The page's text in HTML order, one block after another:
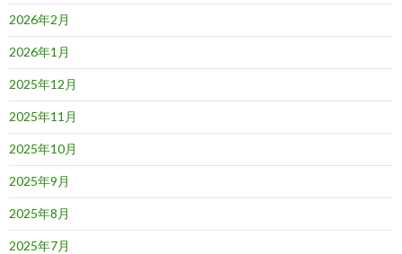
2026年2月
2026年1月
2025年12月
2025年11月
2025年10月
2025年9月
2025年8月
2025年7月